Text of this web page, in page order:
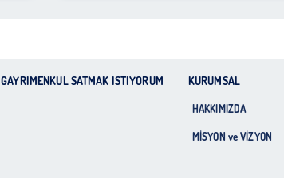
GAYRIMENKUL SATMAK ISTIYORUM KURUMSAL
HAKKIMIZDA
MİSYON ve VİZYON